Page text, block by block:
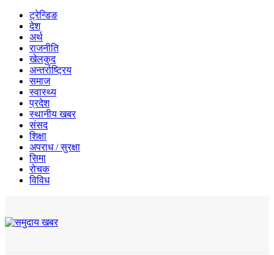
ट्रेन्डिङ
देश
अर्थ
राजनीति
खेलकुद
अन्तर्राष्ट्रिय
समाज
स्वास्थ्य
प्रदेश
स्थानीय खबर
संसद
शिक्षा
अपराध / सुरक्षा
सिमा
रोचक
विविध